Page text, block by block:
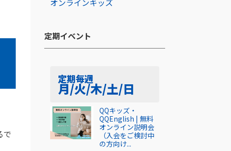
で
オンラインキッズ
定期イベント​
定期毎週
月/火/木/土/日
QQキッズ・
QQEnglish | 無料
オンライン説明会
（入会をご検討中
の方向け...